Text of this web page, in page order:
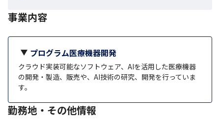
事業内容
プログラム医療機器開発
クラウド実装可能なソフトウェア、AIを活用した医療機器
の開発・製造、販売や、AI技術の研究、開発を行っていま
す。
勤務地・その他情報